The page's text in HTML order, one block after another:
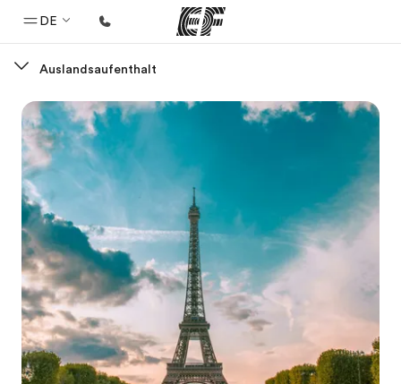
DE
Willkommen bei EF
Programme
Alle Programme ansehen
Büros
Büros in der Nähe
Über uns
Wer wir sind
Karriere
Teil des Teams werden
Auslandsaufenthalt